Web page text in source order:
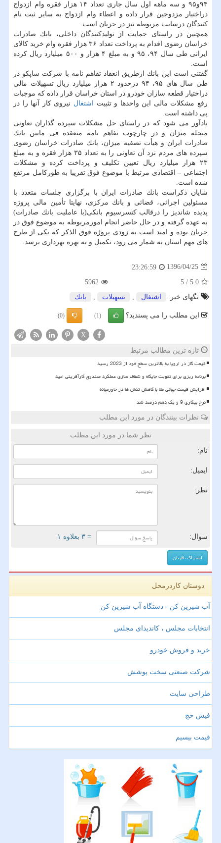
۹۴و۹۵ و سه ماهه اول سال جاری تعداد ۱۴ هزار فقره وام ازدواج
دراختیار مزدوجین قرار داده و اعطاء وام ازدواج به سایر ثبت نام
كنندگان درسایت مربوطه نیز در جریان است.
همچنین در راستای حمایت از تولیدكنندگان داخلی، بانك صادرات
خراسان رضوی اقدام به پرداخت تعداد ۳۶ هزار فقره وام خرید كالای
ایرانی طی سال ۹۴، ۹۵ و به مبلغ ۴ هزار و ۵۰۰ میلیارد ریال كرده
است.
گفتنی است این بانك ازطریق انعقاد تفاهم نامه با شركت ساپكو در
طی سال های ۹۵، ۹۴ درحدود ۲ هزار میلیارد ریال تسهیلات مالی
دراختیار قطعه سازان خودرو در استان خراسان قرار داده كه موجبات
رفع مشكلات مالی این واحدها و تثبیت
اشتغال نیروی كار آنها را در
پی داشته است.
یادآور می شود كه در راستای حل مشكلات سپرده گذاران تعاونی
منحله میزان و در چارچوب تفاهم نامه منعقده فی مابین بانك
صادرات ایران و هیأت تصفیه میزان، بانك صادرات خراسان رضوی
سپرده های مردم نزد آن تعاونی را به تعداد ۳۵ هزار فقره و به مبلغ
۲۳ هزار میلیارد ریال تعیین تكلیف و پرداخت كرده و مشكلات
اجتماعی – اقتصادی مرتبط با موضوع فوق تقریبا به طوركامل مرتفع
شده است.
شایان ذكراست بانك صادرات ایران با برگزاری جلسات متعدد با
مسئولین اجرائی، قضائی و بانك مركزی، نهایتا تأمین مالی پروژه
پدیده شاندیز را درقالب كنسرسیوم بانكی(با عاملیت بانك صادرات)
به عهده گرفته و در حال حاضر انجام امورمربوطه به موضوع فوق در
جریان بوده و امید است به زودی پروژه فوق الذكر كه یكی از طرح
های مهم استان به شمار می رود، تكمیل و به بهره بهرداری برسد.
1396/04/25
23:26:59
5.0
/
5
5962
تگهای خبر:
اشتغال , تسهیلات , بانك
این مطلب را می پسندید؟ (1)
(0)
X
تازه ترین مطالب مرتبط
قیمت گاز در اروپا به بالاترین سطح خود از 2023 رسید
برنامه ریزی برای تقویت جایگاه و شفاف سازی عملکرد صندوق کارآفرینی امید
افزایش قیمت جهانی طلا با کاهش تنش ها در خاورمیانه
نرخ بیکاری 9 و یک دهم درصد شد
نظرات بینندگان در مورد این مطلب
نظر شما در مورد این مطلب
نام:
ایمیل:
نظر:
سوال: = ۳ بعلاوه ۱
دوستان کاردرمحل
آب شیرین کن - دستگاه آب شیرین کن
انتخابات مجلس ، کاندیدای مجلس
خرید و فروش خودرو
شرکت صنعتی سخت پوشش
طراحی سایت
فیش حج
قیمت بیسیم